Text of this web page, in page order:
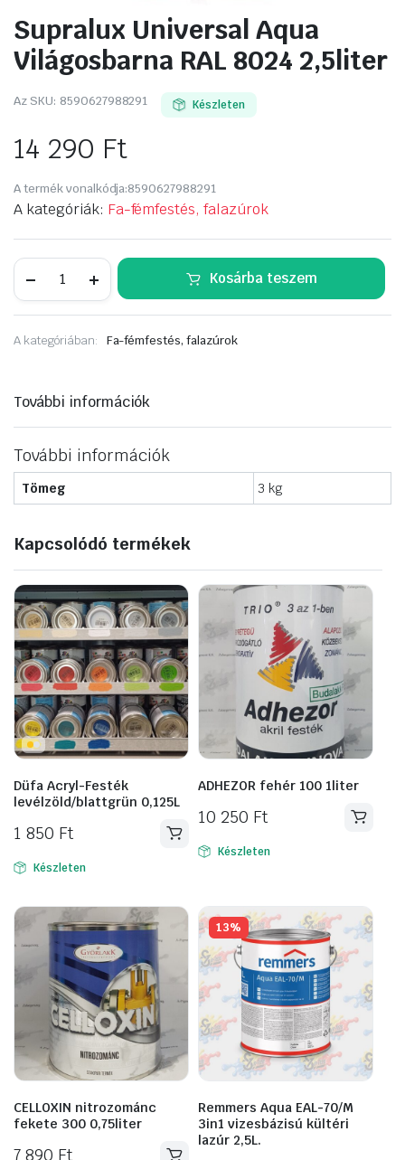
Supralux Universal Aqua
Világosbarna RAL 8024 2,5liter
Az SKU: 8590627988291 Készleten
14 290 Ft
A termék vonalkódja:8590627988291
A kategóriák: Fa-fémfestés, falazúrok
Universal
Világosbarna
8024
Kosárba teszem
A kategóriában: Fa-fémfestés, falazúrok
További információk
További információk
Tömeg 3 kg
Kapcsolódó termékek
Düfa Acryl-Festék
levélzöld/blattgrün 0,125L
1 850 Ft
Készleten
ADHEZOR fehér 100 1liter
10 250 Ft
Készleten
CELLOXIN nitrozománc
fekete 300 0,75liter
7 890 Ft
13%
Remmers Aqua EAL-70/M
3in1 vizesbázisú kültéri
lazúr 2,5L.